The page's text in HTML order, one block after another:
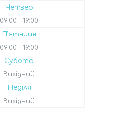
Четвер
09:00 19:00
Пʼятниця
09:00 19:00
Субота
Вихідний
Неділя
Вихідний